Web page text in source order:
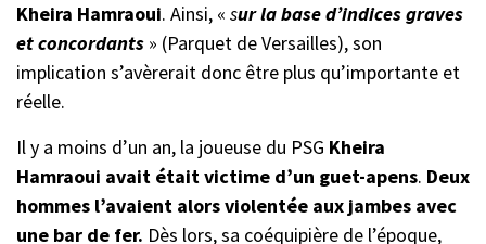
Kheira Hamraoui. Ainsi, « sur la base d’indices graves
et concordants » (Parquet de Versailles), son
implication s’avèrerait donc être plus qu’importante et
réelle.
Il y a moins d’un an, la joueuse du PSG Kheira
Hamraoui avait était victime d’un guet-apens. Deux
hommes l’avaient alors violentée aux jambes avec
une bar de fer. Dès lors, sa coéquipière de l’époque,